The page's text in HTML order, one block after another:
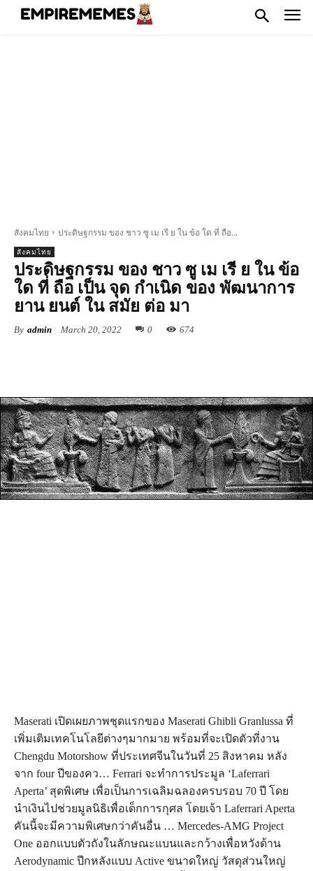
สังคมไทย ประดิษฐกรรม ของ ชาว ซู เม เรี ย ใน ข้อ ใด ที่ ถือ...
สังคมไทย
ประดิษฐกรรม ของ ชาว ซู เม เรี ย ใน ข้อ
ใด ที่ ถือ เป็น จุด กำเนิด ของ พัฒนาการ
ยาน ยนต์ ใน สมัย ต่อ มา
By admin March 20, 2022 0 674
Maserati เปิดเผยภาพชุดแรกของ Maserati Ghibli Granlussa ที่
เพิ่มเติมเทคโนโลยีต่างๆมากมาย พร้อมที่จะเปิดตัวที่งาน
Chengdu Motorshow ที่ประเทศจีนในวันที่ 25 สิงหาคม หลัง
จาก four ปีของคว… Ferrari จะทำการประมูล ‘Laferrari
Aperta’ สุดพิเศษ เพื่อเป็นการเฉลิมฉลองครบรอบ 70 ปี โดย
นำเงินไปช่วยมูลนิธิเพื่อเด็กการกุศล โดยเจ้า Laferrari Aperta
คันนี้จะมีความพิเศษกว่าคันอื่น … Mercedes-AMG Project
One ออกแบบตัวถังในลักษณะแบนและกว้างเพื่อหวังด้าน
Aerodynamic ปีกหลังแบบ Active ขนาดใหญ่ วัสดุส่วนใหญ่